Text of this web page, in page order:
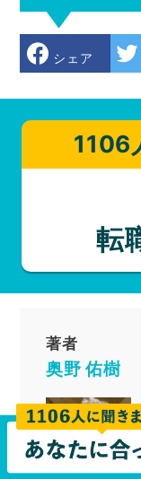
シェア
1106
転
著者
奥野 佑樹